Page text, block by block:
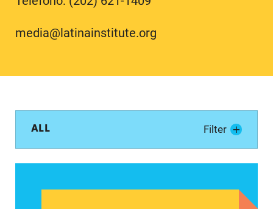
media@latinainstitute.org
ALL Filter